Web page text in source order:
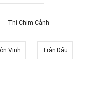
Thi Chim Cảnh
Vinh Trận Đấu